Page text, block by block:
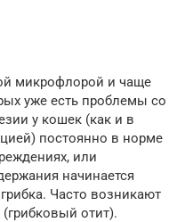
микрофлорой и чаще
уже есть проблемы со
у кошек (как и в
постоянно в норме
или
начинается
Часто возникают
отит).